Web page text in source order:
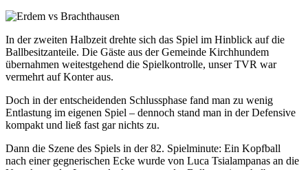
In der zweiten Halbzeit drehte sich das Spiel im Hinblick auf die
Ballbesitzanteile. Die Gäste aus der Gemeinde Kirchhundem
übernahmen weitestgehend die Spielkontrolle, unser TVR war
vermehrt auf Konter aus.
Doch in der entscheidenden Schlussphase fand man zu wenig
Entlastung im eigenen Spiel – dennoch stand man in der Defensive
kompakt und ließ fast gar nichts zu.
Dann die Szene des Spiels in der 82. Spielminute: Ein Kopfball
nach einer gegnerischen Ecke wurde von Luca Tsialampanas an die